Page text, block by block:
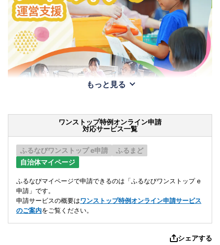
もっと見る
ワンストップ特例オンライン申請
対応サービス一覧
ふるなびワンストップ e申請
ふるまど
自治体マイページ
ふるなびマイページで申請できるのは「ふるなびワンストップ e
申請」です。
申請サービスの概要はワンストップ特例オンライン申請サービス
のご案内をご覧ください。
シェアする